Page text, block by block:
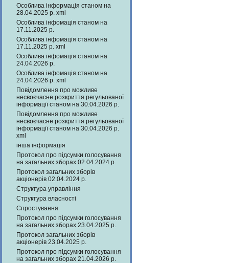
Особлива інформація станом на
28.04.2025 р. xml
Особлива інфомація станом на
17.11.2025 р.
Особлива інфомація станом на
17.11.2025 р. xml
Особлива інфомація станом на
24.04.2026 р.
Особлива інфомація станом на
24.04.2026 р. xml
Повідомлення про можливе
несвоєчасне розкриття регульованої
інформації станом на 30.04.2026 р.
Повідомлення про можливе
несвоєчасне розкриття регульованої
інформації станом на 30.04.2026 р.
xml
інша інформація
Протокол про підсумки голосування
на загальних зборах 02.04.2024 р.
Протокол загальних зборів
акціонерів 02.04.2024 р.
Структура управління
Структура власності
Спростування
Протокол про підсумки голосування
на загальних зборах 23.04.2025 р.
Протокол загальних зборів
акціонерів 23.04.2025 р.
Протокол про підсумки голосування
на загальних зборах 21.04.2026 р.